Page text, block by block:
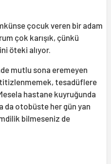
çocuk veren bir adam
çok karışık, çünkü
öteki alıyor.
mutlu sona eremeyen
tesadüflere
hastane kuyruğunda
da otobüste her gün yan
bilmeseniz de